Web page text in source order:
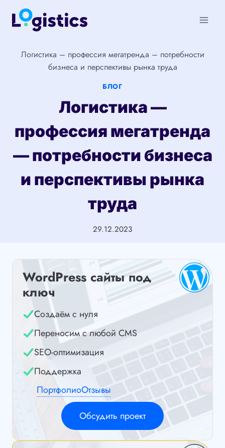
Перейти
Логистика – профессия мегатренда – потребности
бизнеса и перспективы рынка труда
БЛОГ
Логистика —
профессия мегатренда
— потребности бизнеса
и перспективы рынка
труда
29.12.2023
WordPress сайты под
ключ
Создаём с нуля
Переносим с любой CMS
SEO-оптимизация
Поддержка
ПортфолиоОтзывы
Обсудить проект